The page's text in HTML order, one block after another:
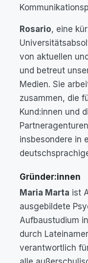
Rosario, eine
von aktuellen
und betreut
Medien. Sie
zusammen, die
Kund:innen und
insbesondere in
Gründer:innen
Maria Marta ist
ausgebildete
Aufbaustudium
durch
verantwortlich